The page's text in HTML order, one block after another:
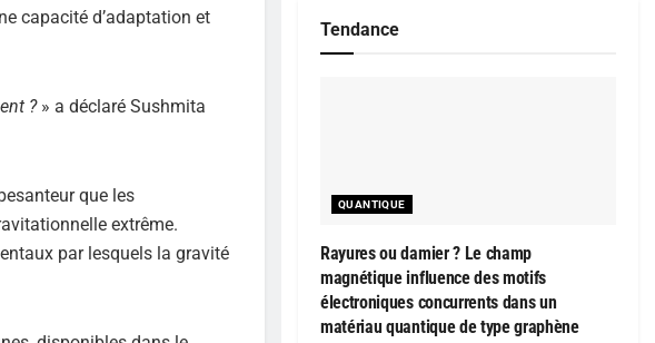
capacité d’adaptation et
? » a déclaré Sushmita
que les
extrême.
par lesquels la gravité
Tendance
QUANTIQUE
Rayures ou damier ? Le champ
magnétique influence des motifs
électroniques concurrents dans un
matériau quantique de type graphène